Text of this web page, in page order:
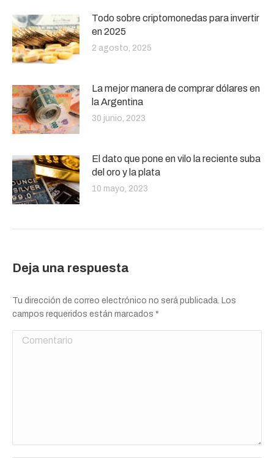
Todo sobre criptomonedas para invertir
en 2025
2 agosto, 2025
La mejor manera de comprar dólares en
la Argentina
30 junio, 2023
El dato que pone en vilo la reciente suba
del oro y la plata
10 mayo, 2023
Deja una respuesta
Tu dirección de correo electrónico no será publicada. Los
campos requeridos están marcados *
Comentario